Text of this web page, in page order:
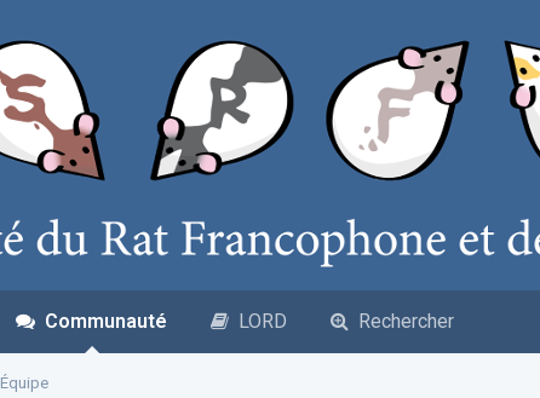
Communauté
Équipe
LORD Rechercher